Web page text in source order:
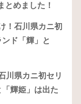
とめました！
！石川県カニ初
ド「輝」と
川県カニ初セリ
輝姫」は出た